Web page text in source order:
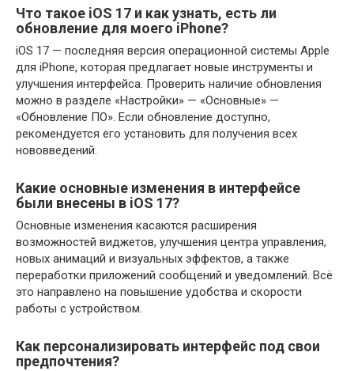
Что такое iOS 17 и как узнать, есть ли
обновление для моего iPhone?
iOS 17 — последняя версия операционной системы Apple
для iPhone, которая предлагает новые инструменты и
улучшения интерфейса. Проверить наличие обновления
можно в разделе «Настройки» — «Основные» —
«Обновление ПО». Если обновление доступно,
рекомендуется его установить для получения всех
нововведений.
Какие основные изменения в интерфейсе
были внесены в iOS 17?
Основные изменения касаются расширения
возможностей виджетов, улучшения центра управления,
новых анимаций и визуальных эффектов, а также
переработки приложений сообщений и уведомлений. Всё
это направлено на повышение удобства и скорости
работы с устройством.
Как персонализировать интерфейс под свои
предпочтения?